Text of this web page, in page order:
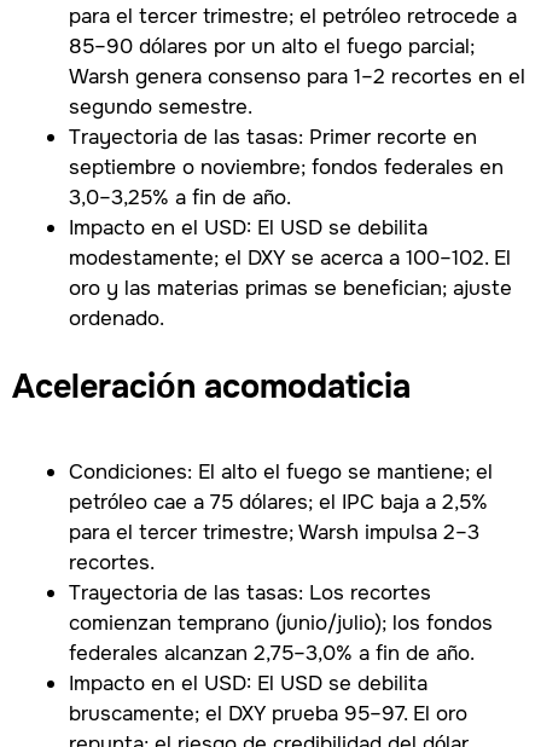
para el tercer trimestre; el petróleo retrocede a
85–90 dólares por un alto el fuego parcial;
Warsh genera consenso para 1–2 recortes en el
segundo semestre.
Trayectoria de las tasas: Primer recorte en
septiembre o noviembre; fondos federales en
3,0–3,25% a fin de año.
Impacto en el USD: El USD se debilita
modestamente; el DXY se acerca a 100–102. El
oro y las materias primas se benefician; ajuste
ordenado.
Aceleración acomodaticia
Condiciones: El alto el fuego se mantiene; el
petróleo cae a 75 dólares; el IPC baja a 2,5%
para el tercer trimestre; Warsh impulsa 2–3
recortes.
Trayectoria de las tasas: Los recortes
comienzan temprano (junio/julio); los fondos
federales alcanzan 2,75–3,0% a fin de año.
Impacto en el USD: El USD se debilita
bruscamente; el DXY prueba 95–97. El oro